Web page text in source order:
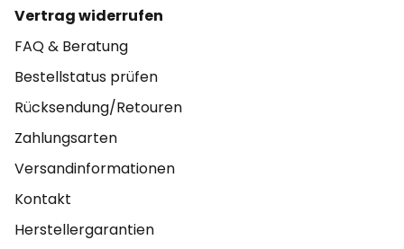
Vertrag widerrufen
FAQ & Beratung
Bestellstatus prüfen
Rücksendung/Retouren
Zahlungsarten
Versandinformationen
Kontakt
Herstellergarantien